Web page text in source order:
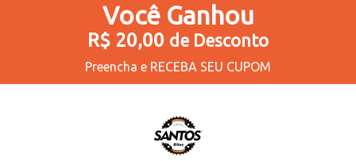
Você Ganhou
R$ 20,00 de Desconto
Preencha e RECEBA SEU CUPOM